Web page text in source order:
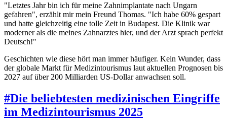
"Letztes Jahr bin ich für meine Zahnimplantate nach Ungarn
gefahren", erzählt mir mein Freund Thomas. "Ich habe 60% gespart
und hatte gleichzeitig eine tolle Zeit in Budapest. Die Klinik war
moderner als die meines Zahnarztes hier, und der Arzt sprach perfekt
Deutsch!"
Geschichten wie diese hört man immer häufiger. Kein Wunder, dass
der globale Markt für Medizintourismus laut aktuellen Prognosen bis
2027 auf über 200 Milliarden US-Dollar anwachsen soll.
#Die beliebtesten medizinischen Eingriffe
im Medizintourismus 2025